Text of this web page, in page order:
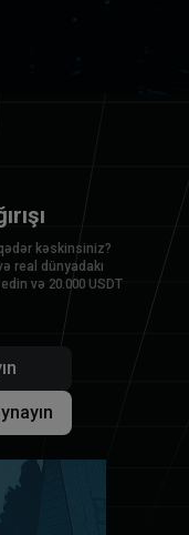
kəskinsiniz?
real dünyadakı
və 20.000 USDT